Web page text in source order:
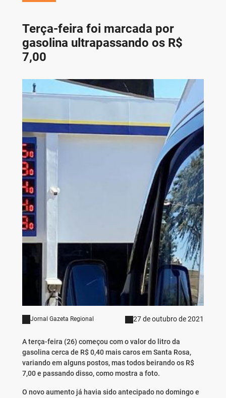
Terça-feira foi marcada por
gasolina ultrapassando os R$
7,00
Jornal Gazeta Regional 27 de outubro de 2021
A terça-feira (26) começou com o valor do litro da
gasolina cerca de R$ 0,40 mais caros em Santa Rosa,
variando em alguns postos, mas todos beirando os R$
7,00 e passando disso, como mostra a foto.
O novo aumento já havia sido antecipado no domingo e